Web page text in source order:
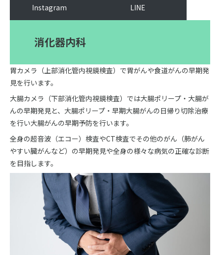
Instagram LINE
消化器内科
胃カメラ（上部消化管内視鏡検査）で胃がんや食道がんの早期発
見を行います。
大腸カメラ（下部消化管内視鏡検査）では大腸ポリープ・大腸が
んの早期発見と、大腸ポリープ・早期大腸がんの日帰り切除治療
を行い大腸がんの早期予防を行います。
全身の超音波（エコー）検査やCT検査でその他のがん（肺がん
やすい臓がんなど）の早期発見や全身の様々な病気の正確な診断
を目指します。